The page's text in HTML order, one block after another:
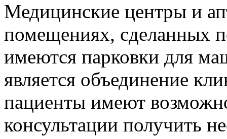
Медицинские центры и
помещениях, сделанных
имеются парковки для
является объединение
пациенты имеют
консультации получить